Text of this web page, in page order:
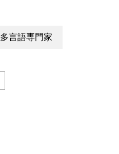
多言語専門家